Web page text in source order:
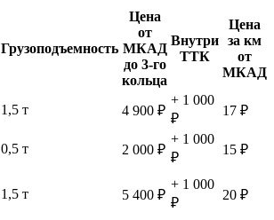
Грузоподъемность
Цена
от
МКАД
до 3-го
кольца
Внутри
ТТК
Цена
за км
от
МКАД
1,5 т 4 900 ₽
+ 1 000
₽
17 ₽
0,5 т 2 000 ₽
+ 1 000
₽
15 ₽
1,5 т 5 400 ₽
+ 1 000
₽
20 ₽